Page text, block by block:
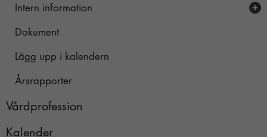
Intern information
Framtid-Psoriasisförbundet
Avdelningarnas synpunkter
Riksstämma 2026
Föredragningslista och handlingar
Riksstämma 2023
Handlingar
Protokoll och dokument
Dokument
Lägg upp i kalendern
Årsrapporter
Vårdprofession
Kalender